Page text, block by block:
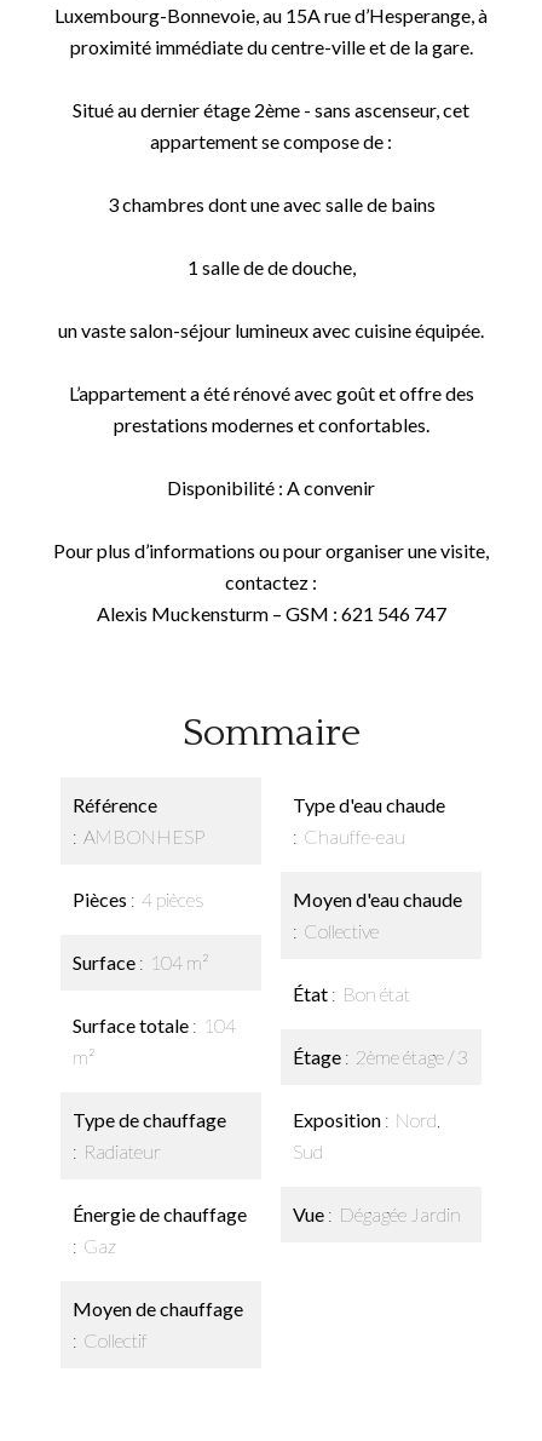
Luxembourg-Bonnevoie, au 15A rue d’Hesperange, à
proximité immédiate du centre-ville et de la gare.
Situé au dernier étage 2ème - sans ascenseur, cet
appartement se compose de :
3 chambres dont une avec salle de bains
1 salle de de douche,
un vaste salon-séjour lumineux avec cuisine équipée.
L’appartement a été rénové avec goût et offre des
prestations modernes et confortables.
Disponibilité : A convenir
Pour plus d’informations ou pour organiser une visite,
contactez :
Alexis Muckensturm – GSM : 621 546 747
Sommaire
Référence
AMBONHESP
Pièces 4 pièces
Surface 104 m²
Surface totale
104
m²
Type de chauffage
Radiateur
Énergie de chauffage
Gaz
Moyen de chauffage
Collectif
Type d'eau chaude
Chauffe-eau
Moyen d'eau chaude
Collective
État Bon état
Étage 2ème étage / 3
Exposition
Nord,
Sud
Vue Dégagée Jardin